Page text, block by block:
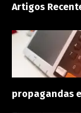
Artigos
propagandas